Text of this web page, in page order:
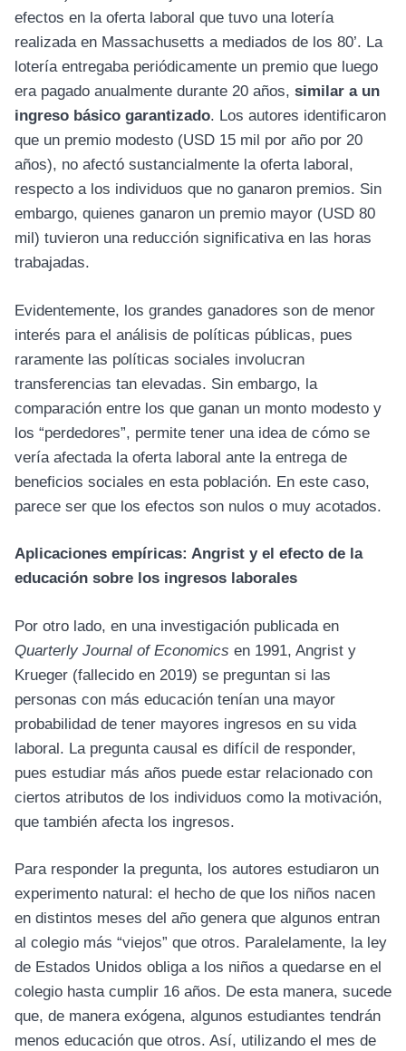
efectos en la oferta laboral que tuvo una lotería
realizada en Massachusetts a mediados de los 80’. La
lotería entregaba periódicamente un premio que luego
era pagado anualmente durante 20 años, similar a un
ingreso básico garantizado. Los autores identificaron
que un premio modesto (USD 15 mil por año por 20
años), no afectó sustancialmente la oferta laboral,
respecto a los individuos que no ganaron premios. Sin
embargo, quienes ganaron un premio mayor (USD 80
mil) tuvieron una reducción significativa en las horas
trabajadas.
Evidentemente, los grandes ganadores son de menor
interés para el análisis de políticas públicas, pues
raramente las políticas sociales involucran
transferencias tan elevadas. Sin embargo, la
comparación entre los que ganan un monto modesto y
los “perdedores”, permite tener una idea de cómo se
vería afectada la oferta laboral ante la entrega de
beneficios sociales en esta población. En este caso,
parece ser que los efectos son nulos o muy acotados.
Aplicaciones empíricas: Angrist y el efecto de la
educación sobre los ingresos laborales
Por otro lado, en una investigación publicada en
Quarterly Journal of Economics en 1991, Angrist y
Krueger (fallecido en 2019) se preguntan si las
personas con más educación tenían una mayor
probabilidad de tener mayores ingresos en su vida
laboral. La pregunta causal es difícil de responder,
pues estudiar más años puede estar relacionado con
ciertos atributos de los individuos como la motivación,
que también afecta los ingresos.
Para responder la pregunta, los autores estudiaron un
experimento natural: el hecho de que los niños nacen
en distintos meses del año genera que algunos entran
al colegio más “viejos” que otros. Paralelamente, la ley
de Estados Unidos obliga a los niños a quedarse en el
colegio hasta cumplir 16 años. De esta manera, sucede
que, de manera exógena, algunos estudiantes tendrán
menos educación que otros. Así, utilizando el mes de